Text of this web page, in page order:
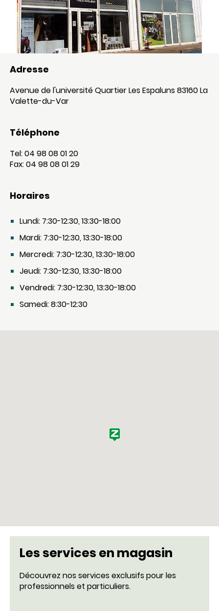
Adresse
Avenue de l'université Quartier Les Espaluns 83160 La
Valette-du-Var
Téléphone
Tel: 04 98 08 01 20
Fax: 04 98 08 01 29
Horaires
Lundi: 7:30-12:30, 13:30-18:00
Mardi: 7:30-12:30, 13:30-18:00
Mercredi: 7:30-12:30, 13:30-18:00
Jeudi: 7:30-12:30, 13:30-18:00
Vendredi: 7:30-12:30, 13:30-18:00
Samedi: 8:30-12:30
Les services en magasin
Découvrez nos services exclusifs pour les
professionnels et particuliers.